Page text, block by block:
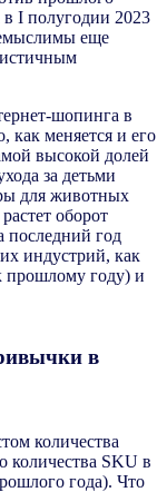
I полугодии 2023
еще
шопинга в
как меняется и его
высокой долей
за детьми
для животных
оборот
последний год
индустрий, как
прошлому году) и
в
количества
количества SKU в
года). Что